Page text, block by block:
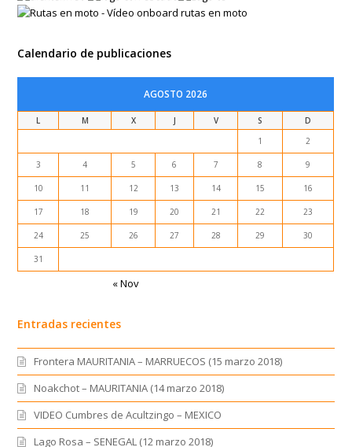
Calendario de publicaciones
AGOSTO 2026
L M X J V S
D
1
2
3 4 5 6 7 8 9
10 11 12 13 14 15 16
17 18 19 20 21 22 23
24 25 26 27 28 29 30
31
« Nov
Entradas recientes
Frontera MAURITANIA – MARRUECOS (15 marzo 2018)
Noakchot – MAURITANIA (14 marzo 2018)
VIDEO Cumbres de Acultzingo – MEXICO
Lago Rosa – SENEGAL (12 marzo 2018)